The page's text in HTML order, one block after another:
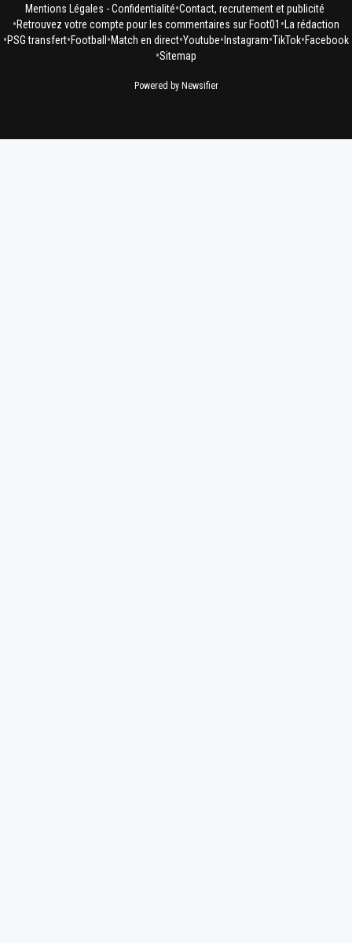
Mentions Légales - Confidentialité•Contact, recrutement et publicité
•Retrouvez votre compte pour les commentaires sur Foot01 • La rédaction
•PSG transfert•Football •Match en direct•Youtube• Instagram•TikTok•Facebook
•Sitemap
Powered by Newsifier